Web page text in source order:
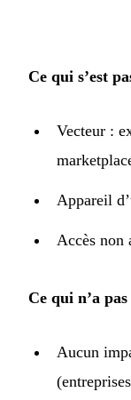
Ce qui s’est
Vecteur :
Appareil
Accès non
Ce qui n’a
Aucun